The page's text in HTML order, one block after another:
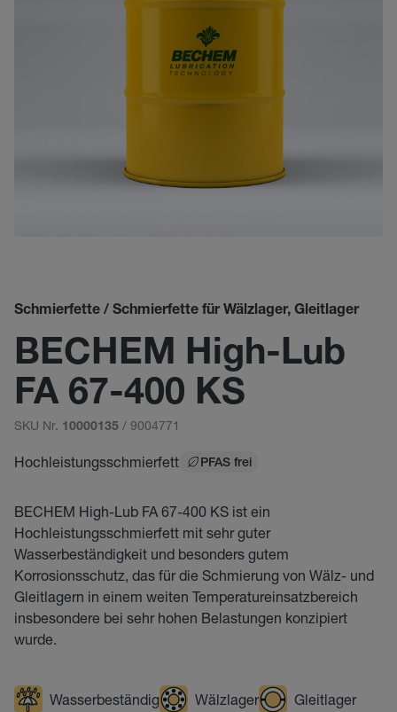
Schmierfette / Schmierfette für Wälzlager, Gleitlager
BECHEM High-Lub
FA 67-400 KS
SKU Nr. 10000135 / 9004771
Hochleistungsschmierfett PFAS frei
BECHEM High-Lub FA 67-400 KS ist ein
Hochleistungsschmierfett mit sehr guter
Wasserbeständigkeit und besonders gutem
Korrosionsschutz, das für die Schmierung von Wälz- und
Gleitlagern in einem weiten Temperatureinsatzbereich
insbesondere bei sehr hohen Belastungen konzipiert
wurde.
Wasserbeständig Wälzlager
Gleitlager